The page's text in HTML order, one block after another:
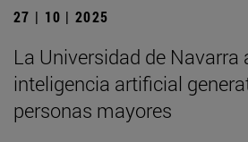
27 | 10 | 2025
La Universidad de Navarra
inteligencia artificial
personas mayores